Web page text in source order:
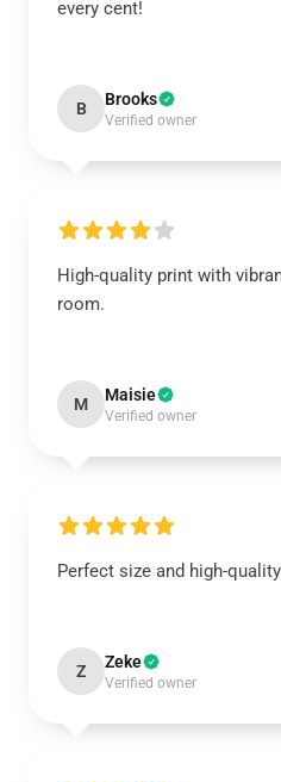
every cent!
B Brooks
Verified owner
High-quality print with
room.
M Maisie
Verified owner
Perfect size and high-
Z Zeke
Verified owner